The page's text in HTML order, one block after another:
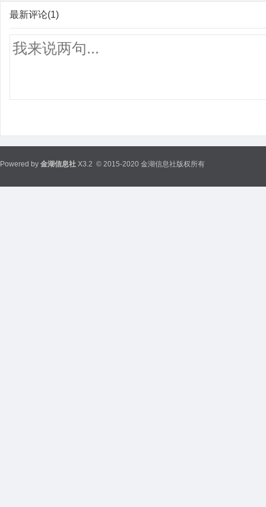
最新评论(1)
Powered by 金湖信息社 X3.2 © 2015-2020 金湖信息社版权所有